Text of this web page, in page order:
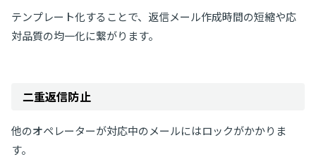
テンプレート化することで、返信メール作成時間の短縮や応
対品質の均一化に繋がります。
二重返信防止
他のオペレーターが対応中のメールにはロックがかかりま
す。